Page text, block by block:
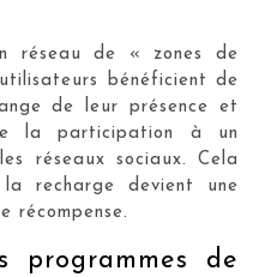
réseau de « zones de
bénéficient de
de leur présence et
la participation à un
réseaux sociaux. Cela
recharge devient une
récompense.
programmes de